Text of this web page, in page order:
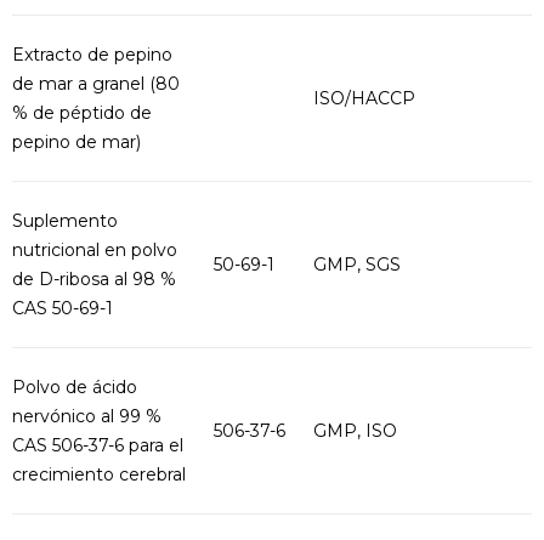
Extracto de pepino
de mar a granel (80
% de péptido de
pepino de mar)
ISO/HACCP
Suplemento
nutricional en polvo
de D-ribosa al 98 %
CAS 50-69-1
50-69-1 GMP, SGS
Polvo de ácido
nervónico al 99 %
CAS 506-37-6 para el
crecimiento cerebral
506-37-6 GMP, ISO